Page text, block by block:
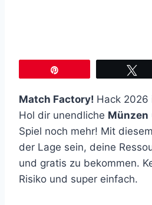
Match Factory! Hack 2026
Hol dir unendliche Münzen
Spiel noch mehr! Mit
der Lage sein, deine
und gratis zu bekommen.
Risiko und super einfach.